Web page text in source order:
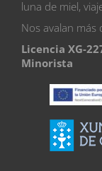
luna de miel,
Nos avalan más
Licencia XG-
Minorista